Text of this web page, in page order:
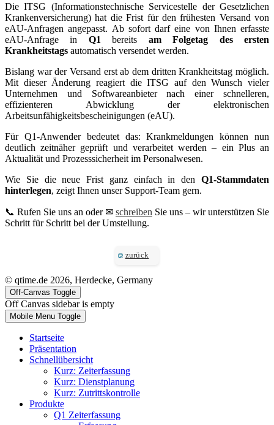
Die ITSG (Informationstechnische Servicestelle der Gesetzlichen
Krankenversicherung) hat die Frist für den frühesten Versand von
eAU-Anfragen angepasst. Ab sofort darf eine von Ihnen erfasste
eAU-Anfrage in Q1 bereits am Folgetag des ersten
Krankheitstags automatisch versendet werden.
Bislang war der Versand erst ab dem dritten Krankheitstag möglich.
Mit dieser Änderung reagiert die ITSG auf den Wunsch vieler
Unternehmen und Softwareanbieter nach einer schnelleren,
effizienteren Abwicklung der elektronischen
Arbeitsunfähigkeitsbescheinigungen (eAU).
Für Q1-Anwender bedeutet das: Krankmeldungen können nun
deutlich zeitnäher geprüft und verarbeitet werden – ein Plus an
Aktualität und Prozesssicherheit im Personalwesen.
Wie Sie die neue Frist ganz einfach in den Q1-Stammdaten
hinterlegen, zeigt Ihnen unser Support-Team gern.
📞 Rufen Sie uns an oder ✉ schreiben Sie uns – wir unterstützen Sie
Schritt für Schritt bei der Umstellung.
zurück
© qtime.de 2026, Herdecke, Germany
Off-Canvas Toggle
Off Canvas sidebar is empty
Mobile Menu Toggle
Startseite
Präsentation
Schnellübersicht
Kurz: Zeiterfassung
Kurz: Dienstplanung
Kurz: Zutrittskontrolle
Produkte
Q1 Zeiterfassung